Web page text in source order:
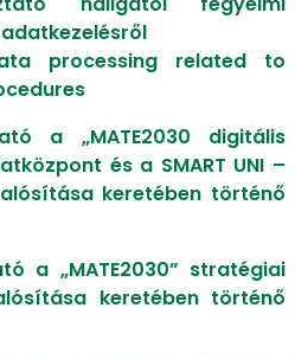
processing related to
a „MATE2030 digitális
és a SMART UNI –
keretében történő
a „MATE2030” stratégiai
keretében történő